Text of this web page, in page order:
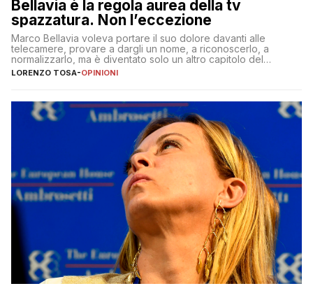
Bellavia è la regola aurea della tv
spazzatura. Non l’eccezione
Marco Bellavia voleva portare il suo dolore davanti alle
telecamere, provare a dargli un nome, a riconoscerlo, a
normalizzarlo, ma è diventato solo un altro capitolo del
copione
LORENZO TOSA-OPINIONI